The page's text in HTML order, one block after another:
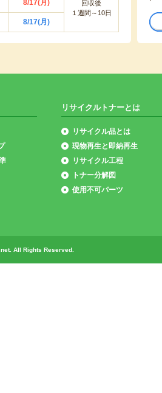
回収後
１週間～10日
8/17(月)
8/17(月)
リサイクルトナーとは
リサイクル品とは
現物再生と即納再生
リサイクル工程
トナー分解図
使用不可パーツ
All Rights Reserved.